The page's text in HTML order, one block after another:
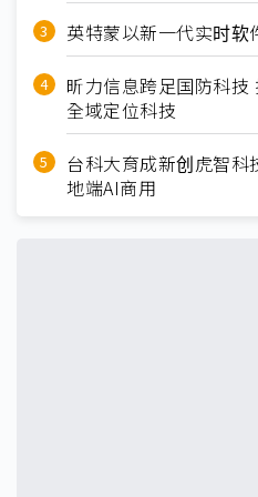
英特蒙以新一代实时软
昕力信息跨足国防科
全域定位科技
台科大育成新创虎智科
地端AI商用